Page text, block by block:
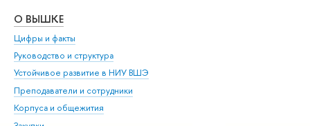
О ВЫШКЕ
Цифры и факты
Руководство и структура
Устойчивое развитие в НИУ ВШЭ
Преподаватели и сотрудники
Корпуса и общежития